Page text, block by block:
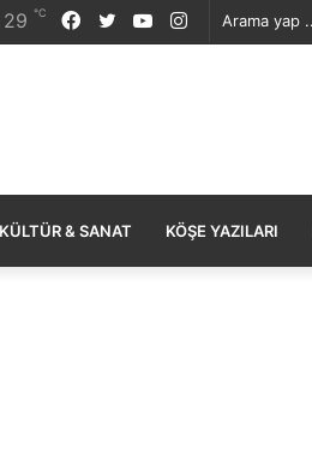
Instagram
YouTube
Twitter
Facebook
29 ℃
KÜLTÜR & SANAT KÖŞE YAZILARI